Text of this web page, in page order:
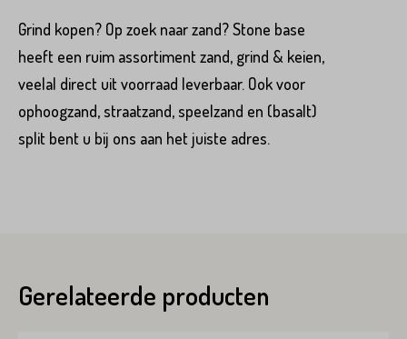
Grind kopen? Op zoek naar zand? Stone base
heeft een ruim assortiment zand, grind & keien,
veelal direct uit voorraad leverbaar. Ook voor
ophoogzand, straatzand, speelzand en (basalt)
split bent u bij ons aan het juiste adres.
Gerelateerde producten